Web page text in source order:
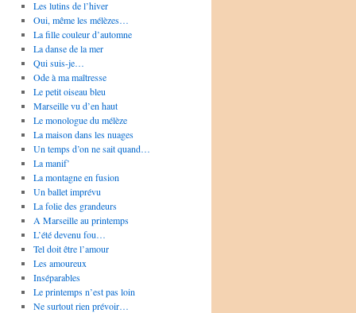
Les lutins de l’hiver
Oui, même les mélèzes…
La fille couleur d’automne
La danse de la mer
Qui suis-je…
Ode à ma maîtresse
Le petit oiseau bleu
Marseille vu d’en haut
Le monologue du mélèze
La maison dans les nuages
Un temps d’on ne sait quand…
La manif’
La montagne en fusion
Un ballet imprévu
La folie des grandeurs
A Marseille au printemps
L’été devenu fou…
Tel doit être l’amour
Les amoureux
Inséparables
Le printemps n’est pas loin
Ne surtout rien prévoir…